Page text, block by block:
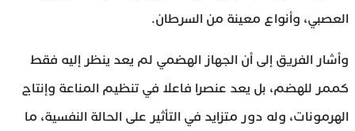
العصبي، وأنواع معينة من السرطان.
وأشار الفريق إلى أن الجهاز الهضمي لم يعد ينظر إليه فقط
كممر للهضم، بل يعد عنصرا فاعلا في تنظيم المناعة وإنتاج
الهرمونات، وله دور متزايد في التأثير على الحالة النفسية، ما